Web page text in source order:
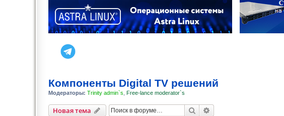
Компоненты Digital TV решений
Модераторы: Trinity admin`s Free-lance moderator`s
Новая тема Поиск